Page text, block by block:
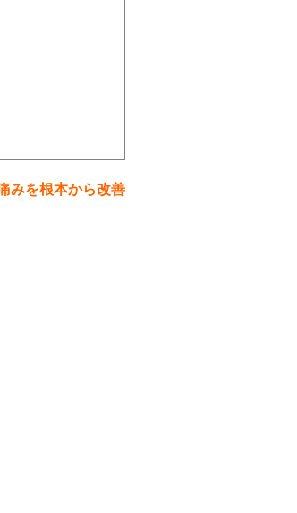
みを根本から改善